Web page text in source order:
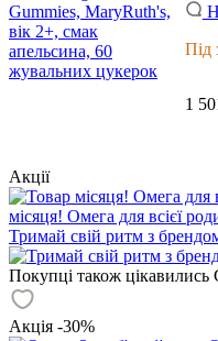
Під
1
Акції
місяця! Омега для всієї
Тримай свій ритм з
Покупці також цікавились
Акція -30%